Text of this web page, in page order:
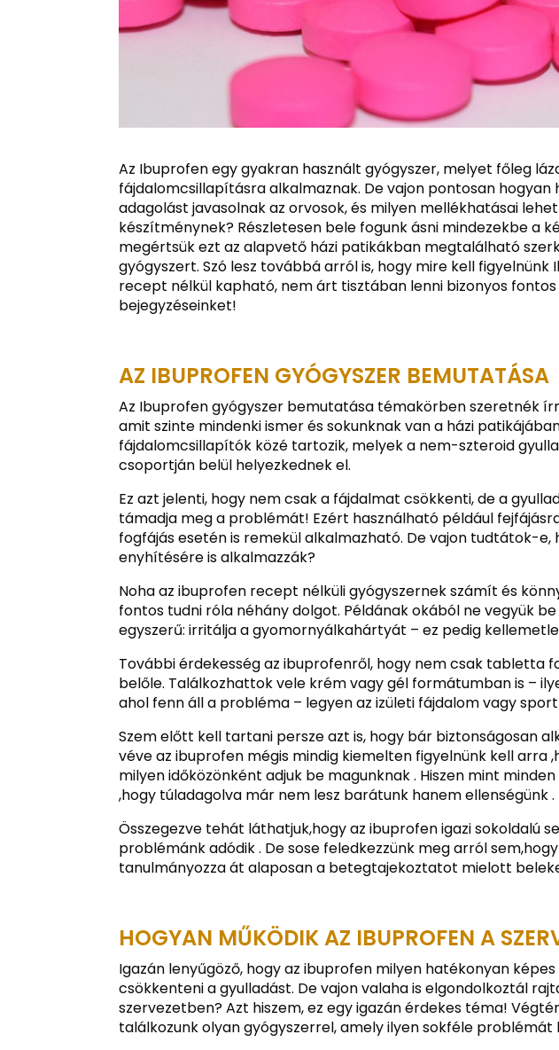
Az Ibuprofen egy gyakran használt gyógyszer, melyet főleg
fájdalomcsillapításra alkalmaznak. De vajon pontosan hogyan
adagolást javasolnak az orvosok, és milyen mellékhatásai
készítménynek? Részletesen bele fogunk ásni mindezekbe a
megértsük ezt az alapvető házi patikákban megtalálható
gyógyszert. Szó lesz továbbá arról is, hogy mire kell
recept nélkül kapható, nem árt tisztában lenni bizonyos
bejegyzéseinket!
AZ IBUPROFEN GYÓGYSZER BEMUTATÁSA
Az Ibuprofen gyógyszer bemutatása témakörben szeretnék
amit szinte mindenki ismer és sokunknak van a házi
fájdalomcsillapítók közé tartozik, melyek a nem-szteroid
csoportján belül helyezkednek el.
Ez azt jelenti, hogy nem csak a fájdalmat csökkenti, de a
támadja meg a problémát! Ezért használható például
fogfájás esetén is remekül alkalmazható. De vajon tudtátok-
enyhítésére is alkalmazzák?
Noha az ibuprofen recept nélküli gyógyszernek számít és
fontos tudni róla néhány dolgot. Példának okából ne vegyük
egyszerű: irritálja a gyomornyálkahártyát – ez pedig
További érdekesség az ibuprofenről, hogy nem csak tabletta
belőle. Találkozhattok vele krém vagy gél formátumban is –
ahol fenn áll a probléma – legyen az izületi fájdalom vagy
Szem előtt kell tartani persze azt is, hogy bár biztonságosan
véve az ibuprofen mégis mindig kiemelten figyelnünk kell arra
milyen időközönként adjuk be magunknak . Hiszen mint
,hogy túladagolva már nem lesz barátunk hanem ellenségünk .
Összegezve tehát láthatjuk,hogy az ibuprofen igazi sokoldalú
problémánk adódik . De sose feledkezzünk meg arról
tanulmányozza át alaposan a betegtajekoztatot mielott
HOGYAN MŰKÖDIK AZ IBUPROFEN A
Igazán lenyűgöző, hogy az ibuprofen milyen hatékonyan
csökkenteni a gyulladást. De vajon valaha is elgondolkoztál
szervezetben? Azt hiszem, ez egy igazán érdekes téma!
találkozunk olyan gyógyszerrel, amely ilyen sokféle problémát